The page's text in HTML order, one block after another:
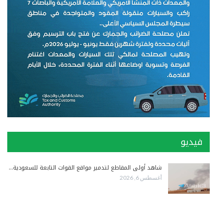
فيديو
شاهد أولى المقاطع لتدمير مواقع القوات التابعة للسعودية…
أغسطس 6, 2026